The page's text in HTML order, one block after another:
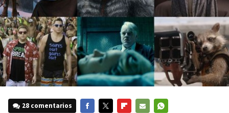
28 comentarios